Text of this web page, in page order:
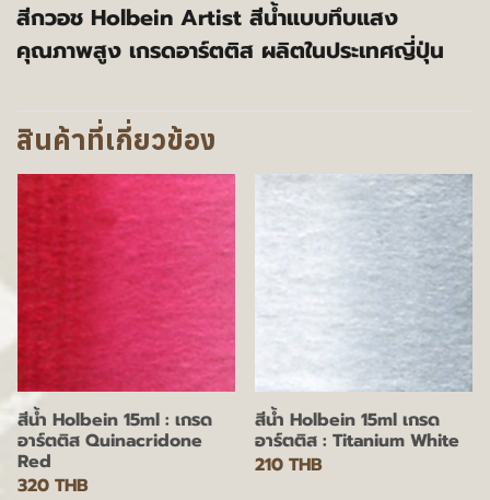
สีกวอช Holbein Artist สีน้ำแบบทึบแสง
คุณภาพสูง เกรดอาร์ตติส ผลิตในประเทศญี่ปุ่น
สินค้าที่เกี่ยวข้อง
สีน้ำ Holbein 15ml : เกรด
อาร์ตติส Quinacridone
Red
320 THB
สีน้ำ Holbein 15ml เกรด
อาร์ตติส : Titanium White
210 THB